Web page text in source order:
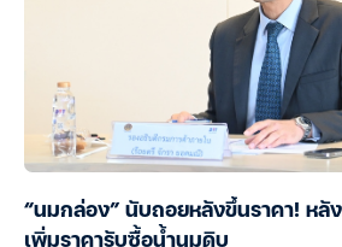
“นมกล่อง” นับถอยหลังขึ้นราคา! หลั
เพิ่มราคารับซื้อน้ำนมดิบ